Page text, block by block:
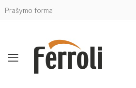
Prašymo forma
Toggle mobile menu